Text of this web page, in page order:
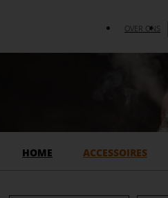
OVER ONS
HOME ACCESSOIRES